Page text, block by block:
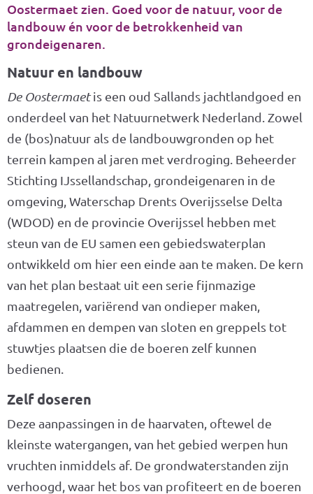
Oostermaet zien. Goed voor de natuur, voor de
landbouw én voor de betrokkenheid van
grondeigenaren.
Natuur en landbouw
De Oostermaetis een oud Sallands jachtlandgoed en
onderdeel van het Natuurnetwerk Nederland. Zowel
de (bos)natuur als de landbouwgronden op het
terrein kampen al jaren met verdroging. Beheerder
Stichting IJssellandschap, grondeigenaren in de
omgeving, Waterschap Drents Overijsselse Delta
(WDOD) en de provincie Overijssel hebben met
steun van de EU samen een gebiedswaterplan
ontwikkeld om hier een einde aan te maken. De kern
van het plan bestaat uit een serie fijnmazige
maatregelen, variërend van ondieper maken,
afdammen en dempen van sloten en greppels tot
stuwtjes plaatsen die de boeren zelf kunnen
bedienen.
Zelf doseren
Deze aanpassingen in de haarvaten, oftewel de
kleinste watergangen, van het gebied werpen hun
vruchten inmiddels af. De grondwaterstanden zijn
verhoogd, waar het bos van profiteert en de boeren